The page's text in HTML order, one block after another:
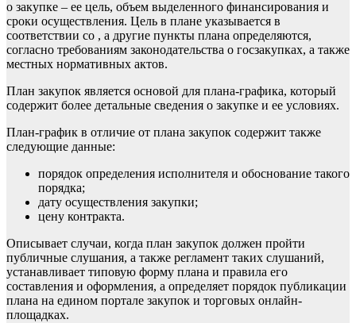
о закупке – ее цель, объем выделенного финансирования и
сроки осуществления. Цель в плане указывается в
соответствии со , а другие пункты плана определяются,
согласно требованиям законодательства о госзакупках, а также
местных нормативных актов.
План закупок является основой для плана-графика, который
содержит более детальные сведения о закупке и ее условиях.
План-график в отличие от плана закупок содержит также
следующие данные:
порядок определения исполнителя и обоснование такого
порядка;
дату осуществления закупки;
цену контракта.
Описывает случаи, когда план закупок должен пройти
публичные слушания, а также регламент таких слушаний,
устанавливает типовую форму плана и правила его
составления и оформления, а определяет порядок публикации
плана на едином портале закупок и торговых онлайн-
площадках.